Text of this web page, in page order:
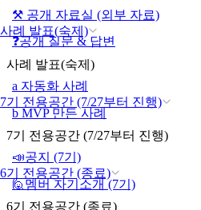
사례 발표(숙제)
7기 전용공간 (7/27부터 진행)
6기 전용공간 (종료)
⚒️ 공개 자료실 (외부 자료)
❓공개 질문 & 답변
사례 발표(숙제)
a 자동화 사례
b MVP 만든 사례
7기 전용공간 (7/27부터 진행)
📣공지 (7기)
🙋멤버 자기소개 (7기)
6기 전용공간 (종료)